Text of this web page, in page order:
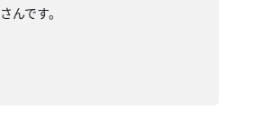
です。